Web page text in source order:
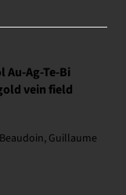
Ag-Te-Bi
vein field
Guillaume